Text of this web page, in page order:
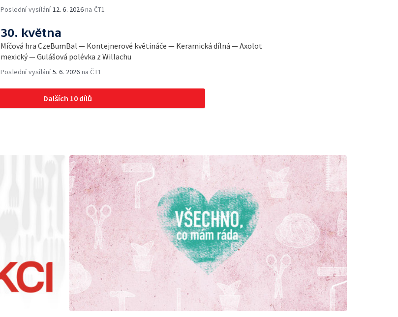
Poslední vysílání12. 6. 2026na ČT1
30. května
Míčová hra CzeBumBal — Kontejnerové květináče — Keramická dílná — Axolot
mexický — Gulášová polévka z Willachu
Poslední vysílání5. 6. 2026 na ČT1
Dalších 10 dílů